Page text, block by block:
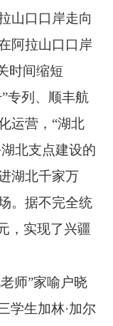
山口口岸走向
阿拉山口口岸
时间缩短
”专列、顺丰航
运营， “湖北
北支点建设的
湖北千家万
。据不完全统
，实现了兴疆
师”家喻户晓
学生加林·加尔